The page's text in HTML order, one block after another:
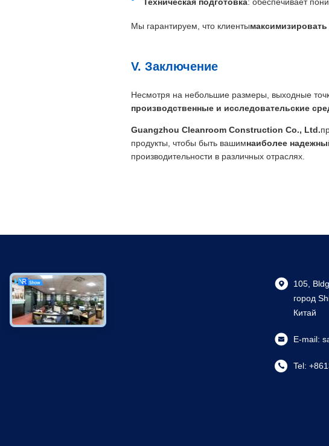
Мы гарантируем, что клиентымаксимизировать
V. Заключение
Несмотря на небольшие размеры, выходные
производственные и исследовательские
Guangzhou Cleanroom Construction Co., Ltd.
продукты, чтобы быть вашимнаиболее
производительности в различных отраслях.
105,
город
Китай
E-mail:
Tel: